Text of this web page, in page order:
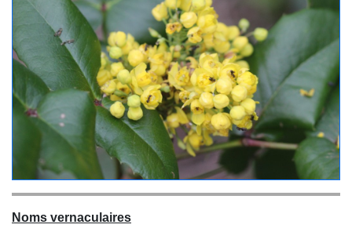
Noms vernaculaires